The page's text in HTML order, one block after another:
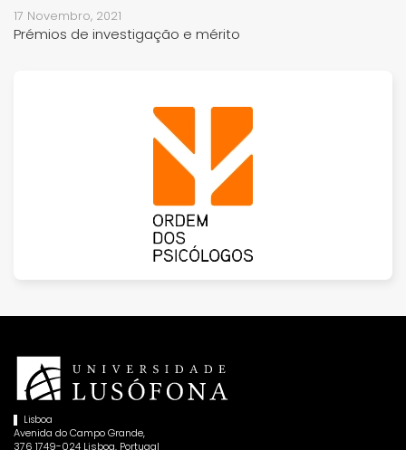
17 Novembro, 2021
Prémios de investigação e mérito
Lisboa
Avenida do Campo Grande,
376 1749-024 Lisboa, Portugal